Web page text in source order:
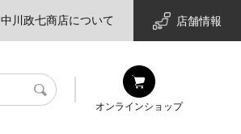
中川政七商店について 店舗情報
検
オンラインショップ